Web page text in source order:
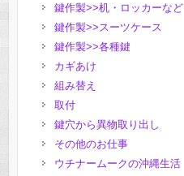
鍵作製>>机・ロッカーなど
鍵作製>>スーツケース
鍵作製>>各種鍵
カギあけ
組み替え
取付
鍵穴から異物取り出し
その他のお仕事
ウチナームークの沖縄生活